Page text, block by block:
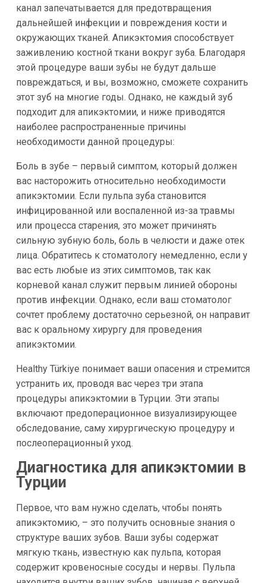
канал запечатывается для предотвращения
дальнейшей инфекции и повреждения кости и
окружающих тканей. Апикэктомия способствует
заживлению костной ткани вокруг зуба. Благодаря
этой процедуре ваши зубы не будут дальше
повреждаться, и вы, возможно, сможете сохранить
этот зуб на многие годы. Однако, не каждый зуб
подходит для апикэктомии, и ниже приводятся
наиболее распространенные причины
необходимости данной процедуры:
Боль в зубе – первый симптом, который должен
вас насторожить относительно необходимости
апикэктомии. Если пульпа зуба становится
инфицированной или воспаленной из-за травмы
или процесса старения, это может причинять
сильную зубную боль, боль в челюсти и даже отек
лица. Обратитесь к стоматологу немедленно, если у
вас есть любые из этих симптомов, так как
корневой канал служит первым линией обороны
против инфекции. Однако, если ваш стоматолог
сочтет проблему достаточно серьезной, он направит
вас к оральному хирургу для проведения
апикэктомии.
Healthy Türkiye понимает ваши опасения и стремится
устранить их, проводя вас через три этапа
процедуры апикэктомии в Турции. Эти этапы
включают предоперационное визуализирующее
обследование, саму хирургическую процедуру и
послеоперационный уход.
Диагностика для апикэктомии в
Турции
Первое, что вам нужно сделать, чтобы понять
апикэктомию, – это получить основные знания о
структуре ваших зубов. Ваши зубы содержат
мягкую ткань, известную как пульпа, которая
содержит кровеносные сосуды и нервы. Пульпа